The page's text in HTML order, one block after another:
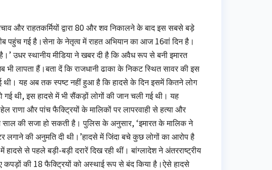
और राहतकर्मियों द्वारा 80 और शव निकालने के बाद इस सबसे बड़े
पहुंच गई है।सेना के नेतृत्व में राहत अभियान का आज 16वां दिन है।
उधर स्थानीय मीडिया ने खबर दी है कि अवैध रूप से बनी इमारत
लापता हैं।बता दें कि राजधानी ढाका के निकट स्थित सावर की इस
यह अब तक स्पष्ट नहीं हुआ है कि हादसे के दिन इसमें कितने लोग
थी, इस हादसे में भी सैंकड़ों लोगों की जान चली गई थी। यह
राणा और पांच फैक्ट्रियों के मालिकों पर लापरवाही से हत्या और
की सजा हो सकती है। पुलिस के अनुसार, ‘इमारत के मालिक ने
लगाने की अनुमति दी थी।’हादसे में जिंदा बचे कुछ लोगों का आरोप है
से पहले बड़ी-बड़ी दरारें दिख रही थीं। बांग्लादेश ने अंतरराष्ट्रीय
कपड़ों की 18 फैक्ट्रियों को अस्थाई रूप से बंद किया है।ऐसे हादसे